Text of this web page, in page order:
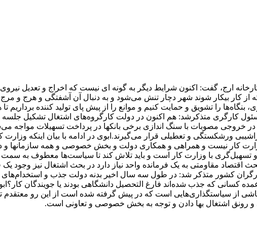
ارج، گفت: اکنون شرایط دیگر به گونه ای نیست که اخراج و تعدیل نیروی
از کار بیکار شوند شهر دچار تنش می‌شود و به دنبال آن آشفتگی و هرج و مرج
را تشویق و حمایت کنیم و موانع را از پیش پای تولید کننده برداریم
کارگری متذکرشد: هم اکنون در دولت کارگروه‌های اشتغال تشکیل
خروجی مصوبات با سنگ اندازی برخی بانکها در پرداخت تسهیلات مواجه
ورشکستگی و تعطیلی قرار می‌گیرند.ابوی در ادامه با بیان اینکه وزارت
کار نیست و همراهی و همکاری دولت و بخش خصوصی و همه سازمانها و
تسهیل‌گری با وزارت کار است و باید تلاش کند تا سیاست‌ها معطوف به سمت
اقتصاد مقاومتی به یک فرمانده واحد نیاز دارد در بحث اشتغال نیز وجود یک
کشور متذکر شد: در طول سه سال اخیر بدنه دولت جذب و استخدام‌های
کسانی که جذب شده‌اند فارغ التحصیل دانشگاهی بودند یا جویندگان
از سیاستگذاری‌هایی است که در پیش گرفته شده است از این رو معتقدم
و رونق اشتغال بها دادن و توجه به بخش خصوصی و تعاونی است.